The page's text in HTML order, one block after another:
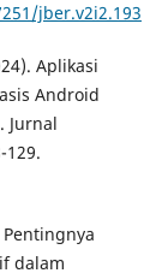
jber.v2i2.193
Aplikasi
Android
Jurnal
129.
Pentingnya
dalam